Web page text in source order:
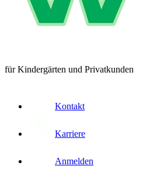
für Kindergärten und Privatkunden
Kontakt
Karriere
Anmelden